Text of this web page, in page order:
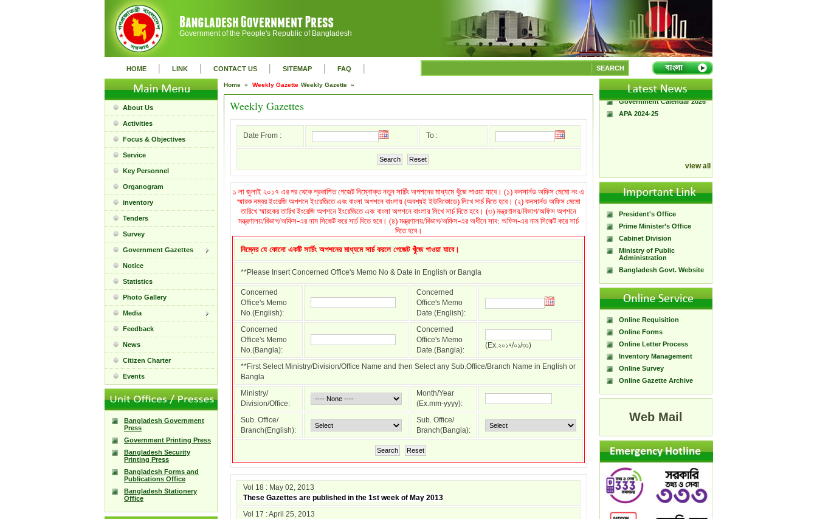
Government of the People's Republic of Bangladesh
HOME | LINK | CONTACT US | SITEMAP | FAQ | SEARCH
About Us
Activities
Focus & Objectives
Service
Key Personnel
Organogram
inventory
Tenders
Survey
Government Gazettes
Notice
Statistics
Photo Gallery
Media
Feedback
News
Citizen Charter
Events
Bangladesh Government
Press
Government Printing Press
Bangladesh Security
Printing Press
Bangladesh Forms and
Publications Office
Bangladesh Stationery
Office
Home » Weekly Gazette Weekly Gazette »
Weekly Gazettes
Date From : To :
Search Reset
১ লা জুলাই ২০১৭ এর পর থেকে প্রকাশিত গেজেট নিম্নোক্ত নতুন সার্চিং অপশনের মাধ্যমে খুঁজে পাওয়া যাবে। (১) কনসার্নড অফিস মেমো নং এ
স্মারক নম্বর ইংরেজি অপশনে ইংরেজিতে এবং বাংলা অপশনে বাংলায় (অবশ্যই ইউনিকোডে) লিখে সার্চ দিতে হবে। (২) কনসার্নড অফিস মেমো
তারিখে স্মারকের তারিখ ইংরেজি অপশনে ইংরেজিতে এবং বাংলা অপশনে বাংলায় লিখে সার্চ দিতে হবে। (৩) মন্ত্রণালয়/বিভাগ/অফিস অপশনে
মন্ত্রণালয়/বিভাগ/অফিস-এর নাম সিলেক্ট করে সার্চ দিতে হবে। (৪) মন্ত্রণালয়/বিভাগ/অফিস-এর অধীনে সাব: অফিস-এর নাম সিলেক্ট করে সার্চ
দিতে হবে।
নিম্নের যে কোনো একটি সার্চিং অপশনের মাধ্যমে সার্চ করলে গেজেট খুঁজে পাওয়া যাবে।
**Please Insert Concerned Office's Memo No & Date in English or Bangla
Concerned
Office's Memo
No.(English):
Concerned
Office's Memo
Date.(English):
Concerned
Office's Memo
No.(Bangla):
Concerned
Office's Memo
Date.(Bangla):
(Ex.২০১৭/০১/৩১)
**First Select Ministry/Division/Office Name and then Select any Sub.Office/Branch Name in English or
Bangla
Ministry/
Division/Office:
Month/Year
(Ex.mm-yyyy):
Sub. Office/
Branch(English):
Sub. Office/
Branch(Bangla):
Search Reset
Vol 18 : May 02, 2013
These Gazettes are published in the 1st week of May 2013
Vol 17 : April 25, 2013
A Handbook of
Government Press
Citizen Charter of
Bangladesh Government
Press
Government Calendar 2026
APA 2024-25
view all
President's Office
Prime Minister’s Office
Cabinet Division
Ministry of Public
Administration
Bangladesh Govt. Website
Online Requisition
Online Forms
Online Letter Process
Inventory Management
Online Survey
Online Gazette Archive
Web Mail